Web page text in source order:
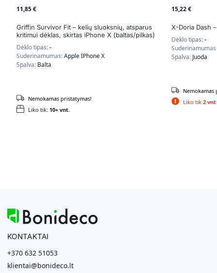
11,85€
Griffin Survivor Fit – kelių sluoksnių, atsparus
kritimui dėklas, skirtas iPhone X (baltas/pilkas)
Dėklo tipas:-
Suderinamumas:Apple IPhone X
Spalva: Balta
Liko tik: 10+ vnt.
Nemokamas pristatymas!
15,22€
X-Doria Dash
Dėklo tipas:-
Spalva: Juoda
Liko tik 2 vnt.
Nemokamas
KONTAKTAI
+370 632 51053
klientai@bonideco.lt